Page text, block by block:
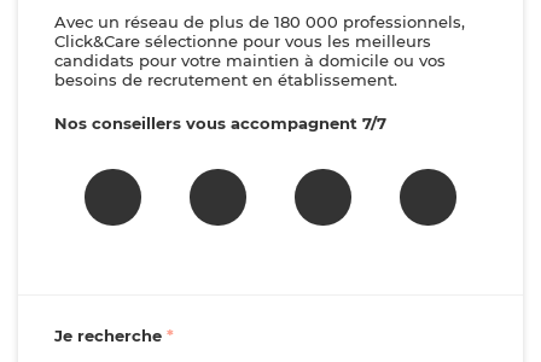
Avec un réseau de plus de 180 000 professionnels,
Click&Care sélectionne pour vous les meilleurs
candidats pour votre maintien à domicile ou vos
besoins de recrutement en établissement.
Nos conseillers vous accompagnent 7/7
Je recherche